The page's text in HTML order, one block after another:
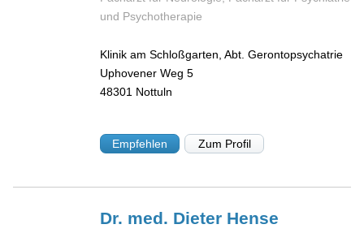
und Psychotherapie
Klinik am Schloßgarten, Abt. Gerontopsychatrie
Uphovener Weg 5
48301 Nottuln
Empfehlen Zum Profil
Dr. med. Dieter Hense